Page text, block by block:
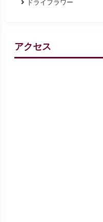
ドライフラワー
アクセス